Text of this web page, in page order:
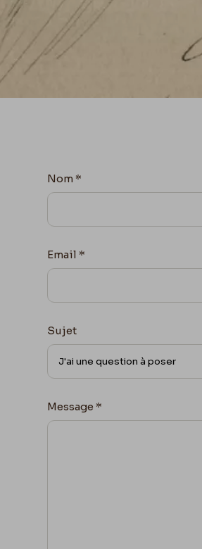
Nom *
Email *
Sujet
Message *